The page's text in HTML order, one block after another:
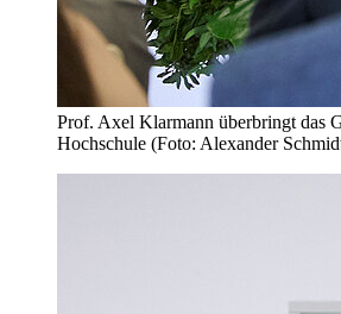
Prof. Axel Klarmann überbringt das
Hochschule (Foto: Alexander